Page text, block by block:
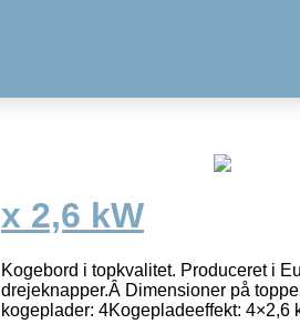
x 2,6 kW
Kogebord i topkvalitet. Produceret i
drejeknapper.Â Dimensioner på
kogeplader: 4Kogepladeeffekt: